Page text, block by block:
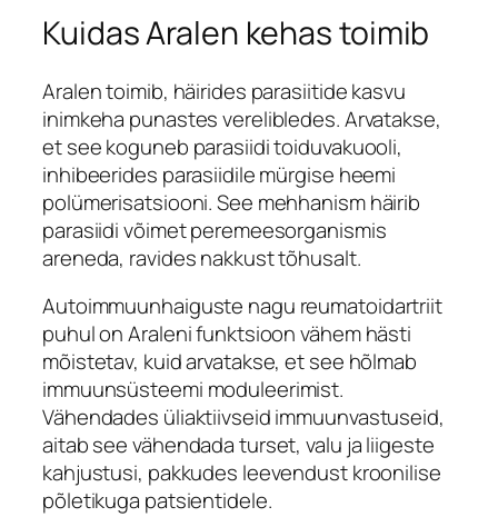
Kuidas Aralen kehas toimib
Aralen toimib, häirides parasiitide kasvu
inimkeha punastes verelibledes. Arvatakse,
et see koguneb parasiidi toiduvakuooli,
inhibeerides parasiidile mürgise heemi
polümerisatsiooni. See mehhanism häirib
parasiidi võimet peremeesorganismis
areneda, ravides nakkust tõhusalt.
Autoimmuunhaiguste nagu reumatoidartriit
puhul on Araleni funktsioon vähem hästi
mõistetav, kuid arvatakse, et see hõlmab
immuunsüsteemi moduleerimist.
Vähendades üliaktiivseid immuunvastuseid,
aitab see vähendada turset, valu ja liigeste
kahjustusi, pakkudes leevendust kroonilise
põletikuga patsientidele.